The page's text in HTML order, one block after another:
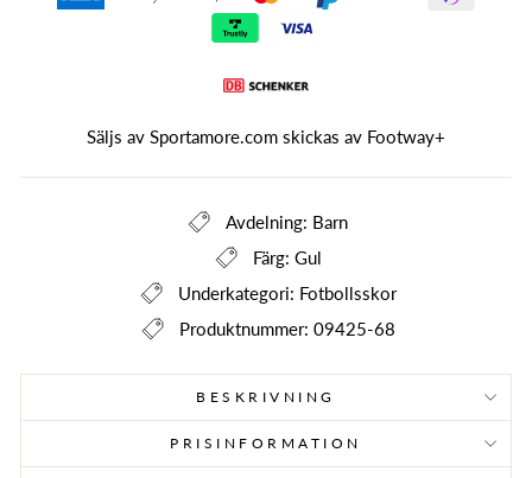
Säljs av Sportamore.com skickas av Footway+
Avdelning: Barn
Färg: Gul
Underkategori: Fotbollsskor
Produktnummer: 09425-68
BESKRIVNING
PRISINFORMATION